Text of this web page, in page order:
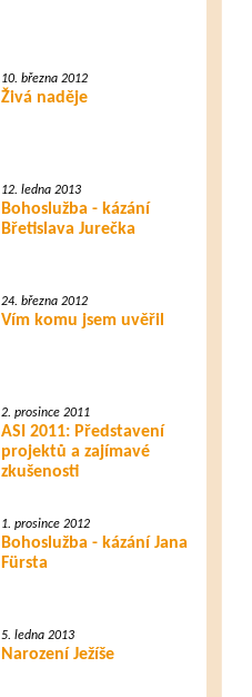
10. března 2012
Živá naděje
12. ledna 2013
Bohoslužba - kázání
Břetislava Jurečka
24. března 2012
Vím komu jsem uvěřil
2. prosince 2011
ASI 2011: Představení
projektů a zajímavé
zkušenosti
1. prosince 2012
Bohoslužba - kázání Jana
Fürsta
5. ledna 2013
Narození Ježíše